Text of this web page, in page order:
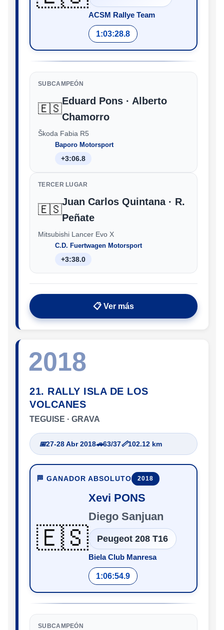
ACSM Rallye Team
1:03:28.8
SUBCAMPEÓN
🇪🇸
Eduard Pons · Alberto
Chamorro
Škoda Fabia R5
Baporo Motorsport
+3:06.8
TERCER LUGAR
🇪🇸
Juan Carlos Quintana · R.
Peñate
Mitsubishi Lancer Evo X
C.D. Fuertwagen Motorsport
+3:38.0
📋 Ver más
2018
21. RALLY ISLA DE LOS
VOLCANES
TEGUISE · GRAVA
📅27-28 Abr 2018🚗63/37📏102.12 km
🏁 GANADOR ABSOLUTO 2018
🇪🇸
Xevi PONS
Diego Sanjuan
Peugeot 208 T16
Biela Club Manresa
1:06:54.9
SUBCAMPEÓN